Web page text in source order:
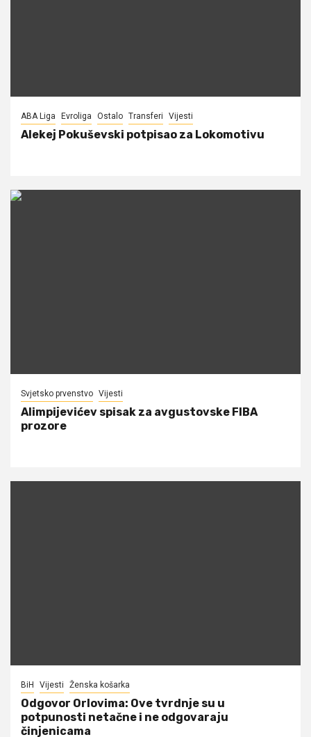
ABA Liga Evroliga Ostalo Transferi Vijesti
Alekej Pokuševski potpisao za Lokomotivu
Svjetsko prvenstvo Vijesti
Alimpijevićev spisak za avgustovske FIBA
prozore
BiH Vijesti Ženska košarka
Odgovor Orlovima: ​Ove tvrdnje su u
potpunosti netačne i ne odgovaraju
činjenicama